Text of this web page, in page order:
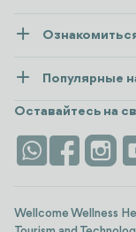
Пресса
Безопасность
Контакты
Wellness
Размещение
Отзывы
Популярные
посмотреть все
Istanbul
Оставайтесь на
Wellcome Wellness